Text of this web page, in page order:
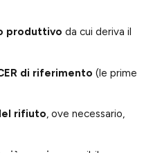
produttivo da cui deriva il
di riferimento (le prime
rifiuto, ove necessario,